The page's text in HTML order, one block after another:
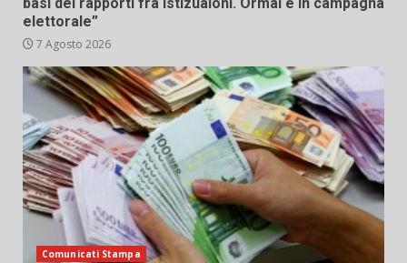
elettorale”
7 Agosto 2026
Comunicati Stampa